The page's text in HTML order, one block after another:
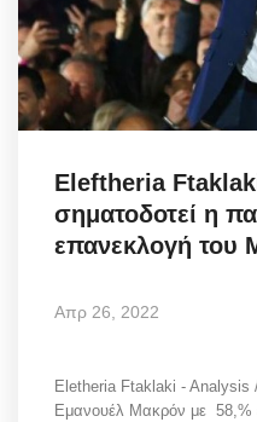
Eleftheria
σηματοδοτεί η
επανεκλογή του
Απρ 26, 2022
Eletheria Ftaklaki - Analysis
Εμανουέλ Μακρόν με 58,%